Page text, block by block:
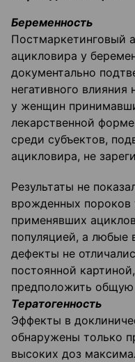
Беременность
Постмаркетинговый
ацикловира у
документально
негативного
у женщин
лекарственной
среди субъектов,
ацикловира, не
Результаты не
врожденных пороков
применявших
популяцией, а любые
дефекты не
постоянной
предположить общую
Тератогенность
Эффекты в
обнаружены только
высоких доз